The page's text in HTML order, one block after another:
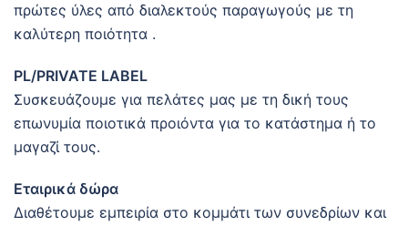
πρώτες ύλες από διαλεκτούς παραγωγούς με τη
καλύτερη ποιότητα .
PL/PRIVATE LABEL
Συσκευάζουμε για πελάτες μας με τη δική τους
επωνυμία ποιοτικά προιόντα για το κατάστημα ή το
μαγαζί τους.
Εταιρικά δώρα
Διαθέτουμε εμπειρία στο κομμάτι των συνεδρίων και